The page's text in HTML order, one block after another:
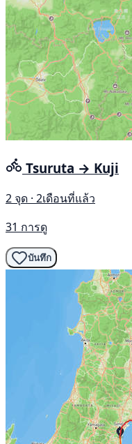
Tsuruta → Kuji
2 จุด · 2เดือนที่แล้ว
31 การดู
บันทึก